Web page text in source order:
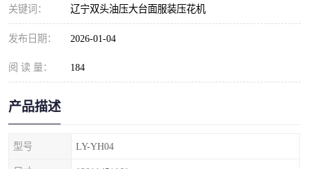
关键词： 辽宁双头油压大台面服装压花机
发布日期： 2026-01-04
阅 读 量： 184
产品描述
型号 LY-YH04